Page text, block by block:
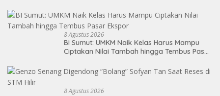
8 Agustus 2026
BI Sumut: UMKM Naik Kelas Harus Mampu
Ciptakan Nilai Tambah hingga Tembus Pasar
8 Agustus 2026